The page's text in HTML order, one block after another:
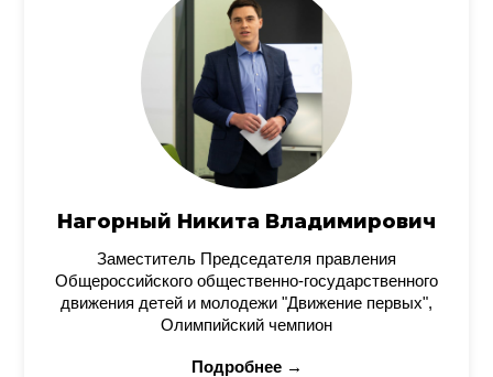
Нагорный Никита Владимирович
Заместитель Председателя правления
Общероссийского общественно-государственного
движения детей и молодежи "Движение первых",
Олимпийский чемпион
Подробнее →